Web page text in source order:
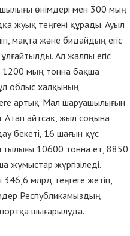
өнімдері мен 300 мың
жуық теңгені құрады. Ауыл
мақта және бидайдың егіс
Ал жалпы егіс
1200 мың тонна бақша
облыс халқының
артық. Мал шаруашылығын
айтсақ, жыл соңына
бекеті, 16 шағын құс
10600 тонна ет, 8850
жұмыстар жүргізіледі.
млрд теңгеге жетіп,
Республикамыздың
шығарылуда.